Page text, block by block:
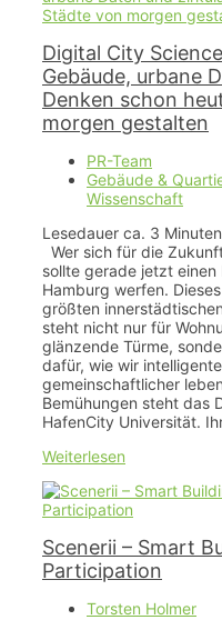
Digital City
Gebäude, urbane
Denken schon
morgen gestalten
PR-Team
Gebäude &
Wissenschaft
Lesedauer ca. 3 Minuten
Wer sich für die
sollte gerade jetzt
Hamburg werfen.
größten
steht nicht nur für
glänzende Türme,
dafür, wie wir
gemeinschaftlicher
Bemühungen steht das
HafenCity Universität.
Weiterlesen
Scenerii – Smart
Participation
Torsten Holmer